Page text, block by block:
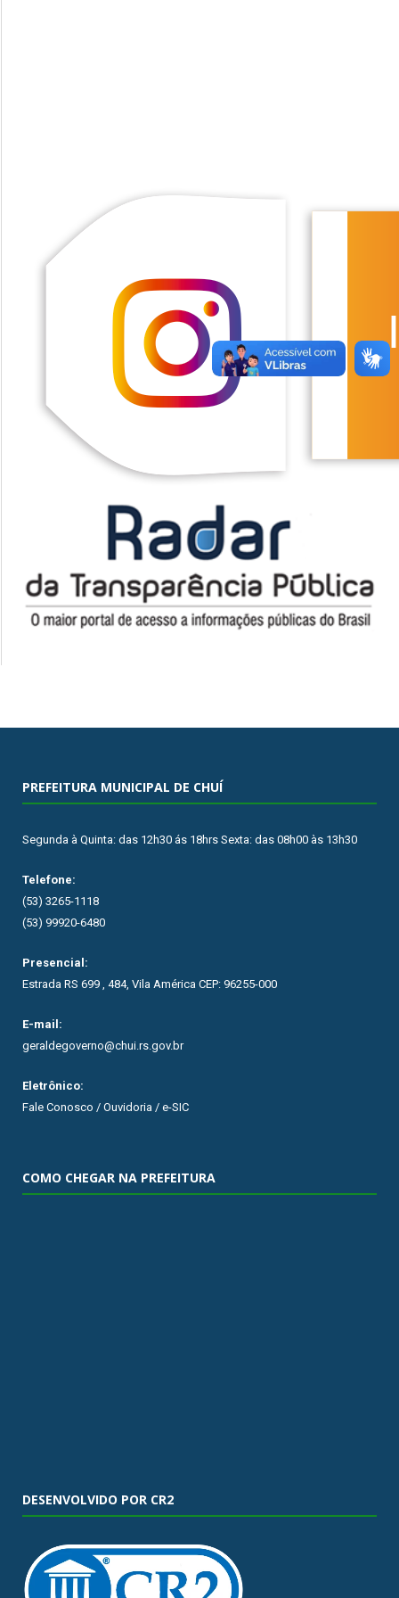
PREFEITURA MUNICIPAL DE CHUÍ
Segunda à Quinta: das 12h30 ás 18hrs Sexta: das 08h00 às 13h30
Telefone:
(53) 3265-1118
(53) 99920-6480
Presencial:
Estrada RS 699 , 484, Vila América CEP: 96255-000
E-mail:
geraldegoverno@chui.rs.gov.br
Eletrônico:
Fale Conosco / Ouvidoria / e-SIC
COMO CHEGAR NA PREFEITURA
DESENVOLVIDO POR CR2